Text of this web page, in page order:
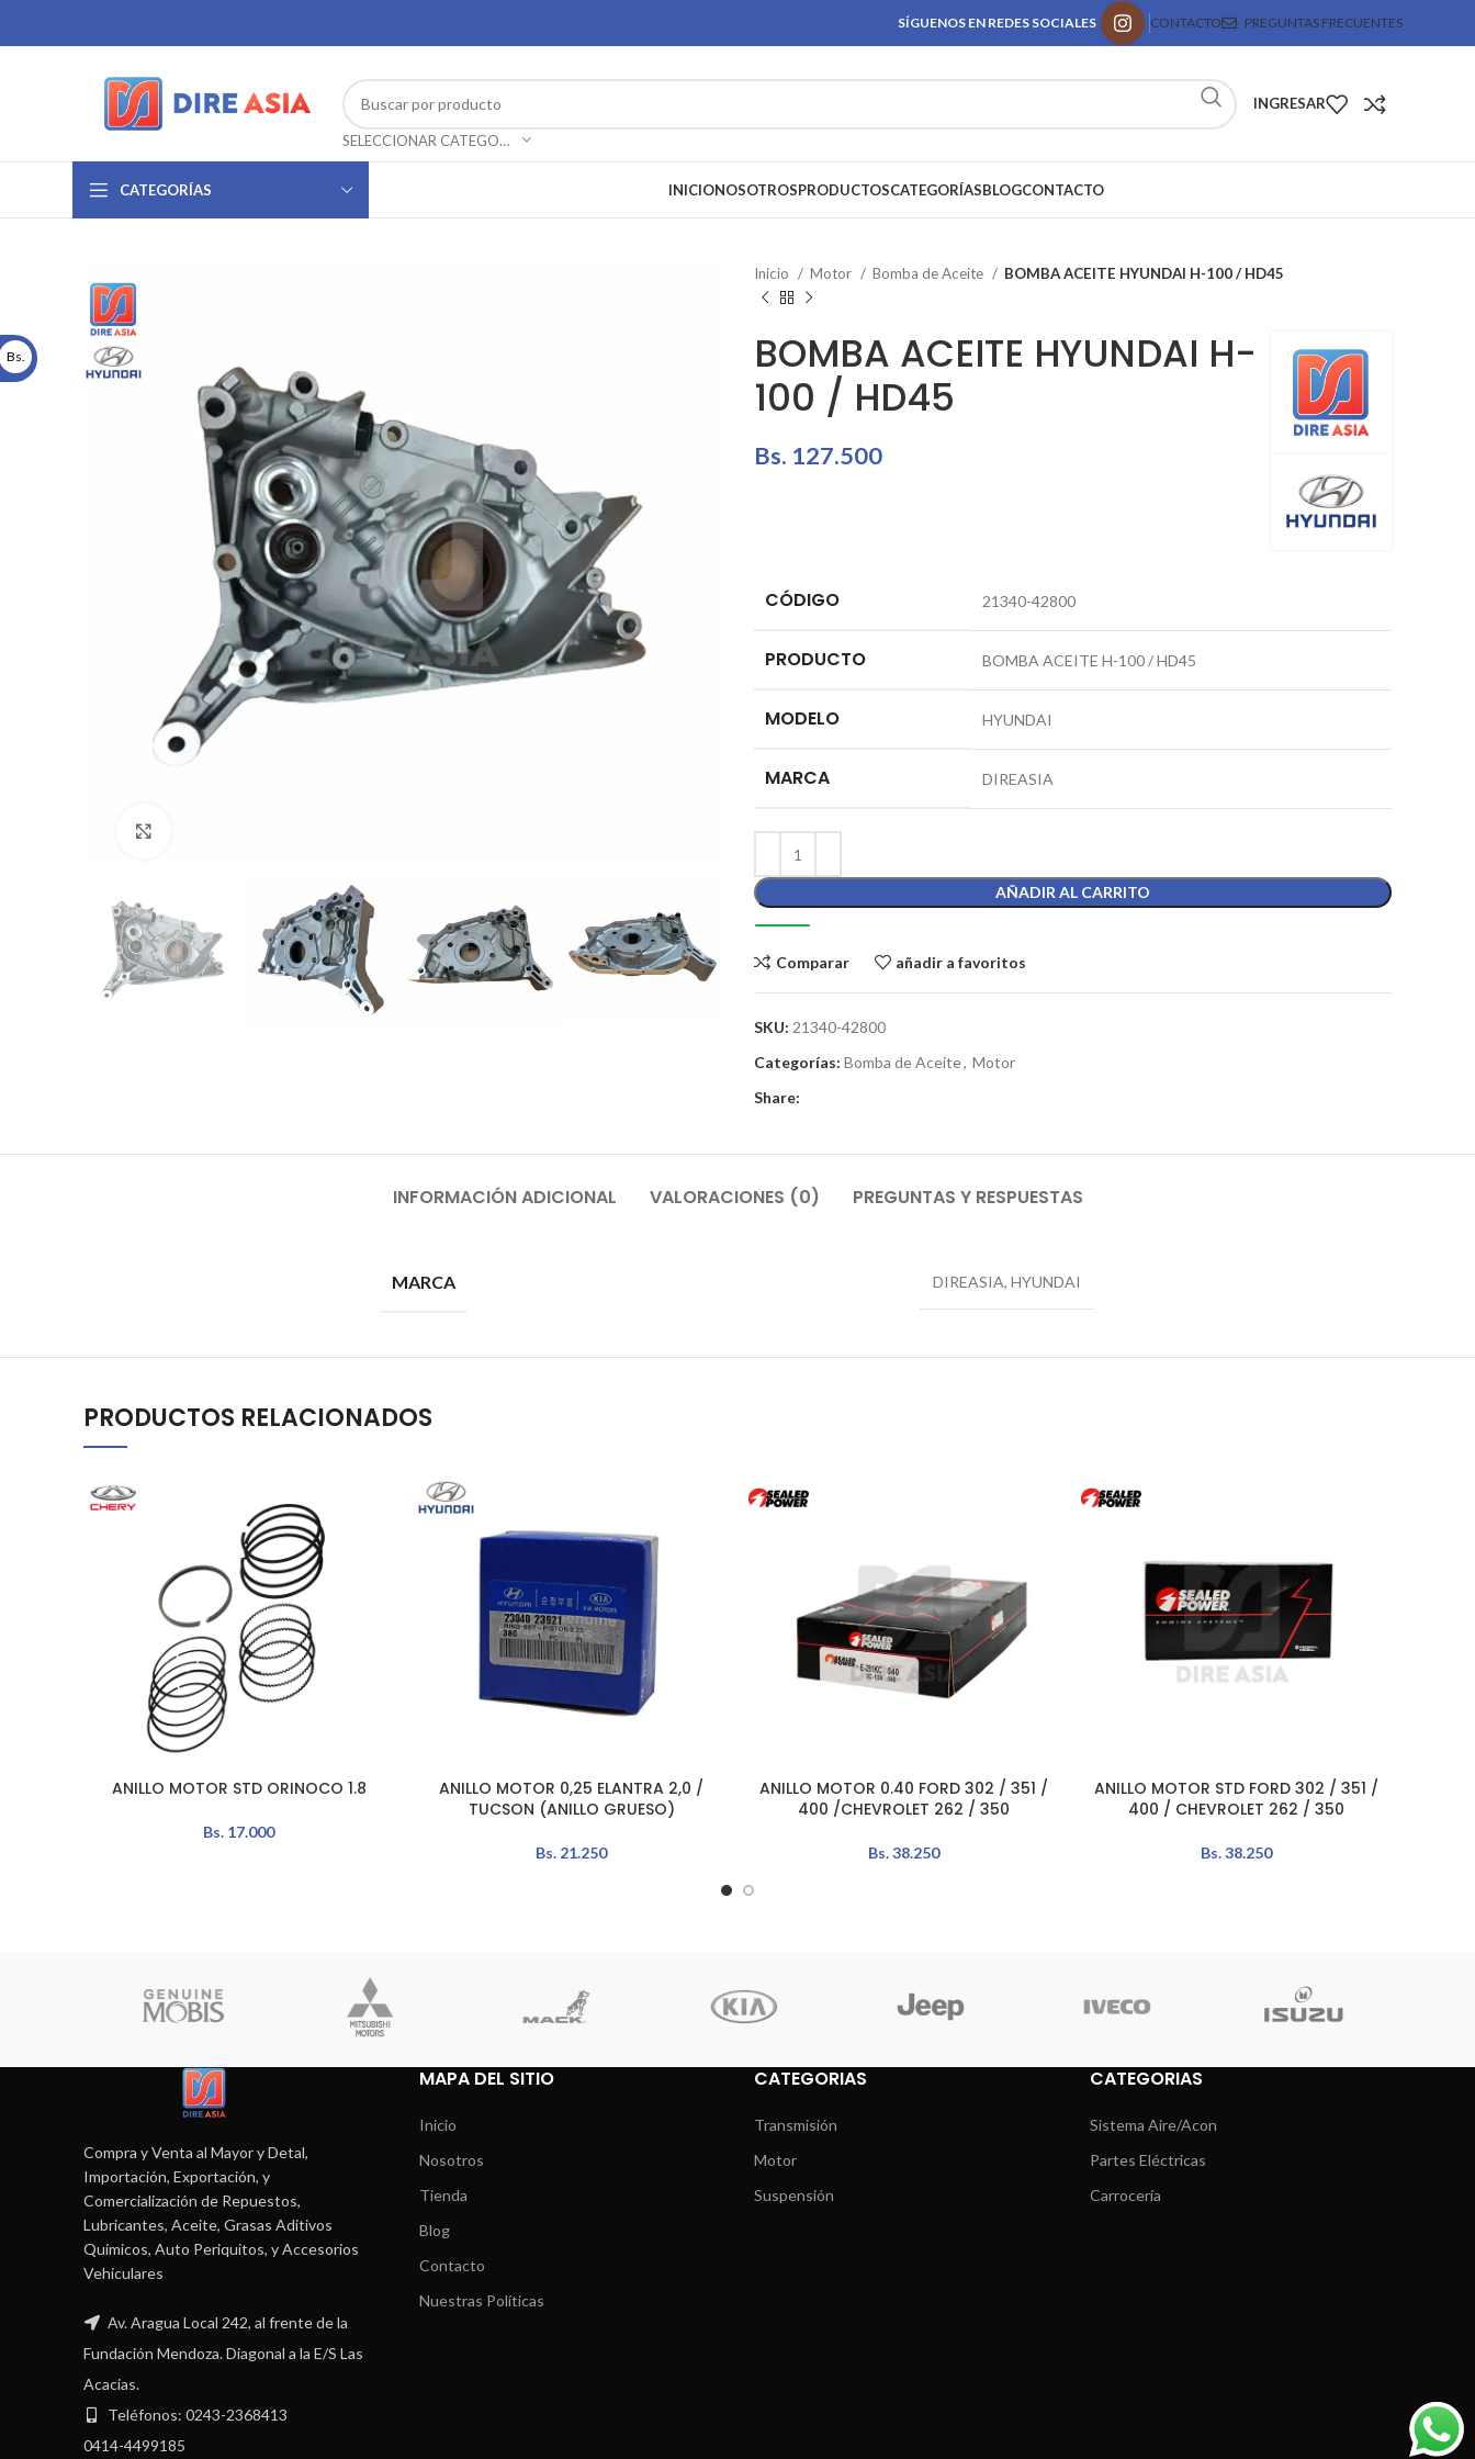
SÍGUENOS EN REDES SOCIALES CONTACTO PREGUNTAS FRECUENTES
SELECCIONAR CATEGORÍA
INGRESAR
CATEGORÍAS INICIONOSOTROSPRODUCTOSCATEGORÍASBLOGCONTACTO
Inicio Motor Bomba de Aceite BOMBA ACEITE HYUNDAI H-100 / HD45
BOMBA ACEITE HYUNDAI H-
100 / HD45
Bs. 127.500
CÓDIGO 21340-42800
PRODUCTO BOMBA ACEITE H-100 / HD45
MODELO HYUNDAI
MARCA DIREASIA
AÑADIR AL CARRITO
Comparar añadir a favoritos
SKU: 21340-42800
Categorías: Bomba de Aceite, Motor
Share:
INFORMACIÓN ADICIONAL VALORACIONES (0) PREGUNTAS Y RESPUESTAS
MARCA DIREASIA, HYUNDAI
PRODUCTOS RELACIONADOS
AÑADIR AL CARRITO
ANILLO MOTOR STD ORINOCO 1.8
Bs. 17.000
AÑADIR AL CARRITO
ANILLO MOTOR 0,25 ELANTRA 2,0 /
TUCSON (ANILLO GRUESO)
Bs. 21.250
AÑADIR AL CARRITO
ANILLO MOTOR 0.40 FORD 302 / 351 /
400 /CHEVROLET 262 / 350
Bs.38.250
AÑADIR AL CARRITO
ANILLO MOTOR STD FORD 302 / 351 /
400 / CHEVROLET 262 / 350
Bs.38.250
Compra y Venta al Mayor y Detal,
Importación, Exportación, y
Comercialización de Repuestos,
Lubricantes, Aceite, Grasas Aditivos
Químicos, Auto Periquitos, y Accesorios
Vehiculares
Av. Aragua Local 242, al frente de la
Fundación Mendoza. Diagonal a la E/S Las
Acacias.
Teléfonos: 0243-2368413
0414-4499185
MAPA DEL SITIO
Inicio
Nosotros
Tienda
Blog
Contacto
Nuestras Políticas
CATEGORIAS
Transmisión
Motor
Suspensión
CATEGORIAS
Sistema Aire/Acon
Partes Eléctricas
Carrocería
Bs.